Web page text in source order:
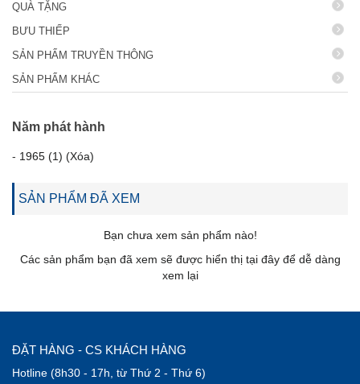
QUÀ TẶNG
BƯU THIẾP
SẢN PHẨM TRUYỀN THÔNG
SẢN PHẨM KHÁC
Năm phát hành
- 1965 (1) (Xóa)
SẢN PHẨM ĐÃ XEM
Bạn chưa xem sản phẩm nào!
Các sản phẩm bạn đã xem sẽ được hiển thị tại đây để dễ dàng
xem lại
ĐẶT HÀNG - CS KHÁCH HÀNG
Hotline (8h30 - 17h, từ Thứ 2 - Thứ 6)